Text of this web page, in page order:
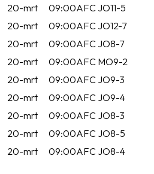
20-mrt
09:00AFC JO11-5
20-mrt
09:00AFC JO12-7
20-mrt
09:00AFC JO8-7
20-mrt
09:00AFC MO9-2
20-mrt
09:00AFC JO9-3
20-mrt
09:00AFC JO9-4
20-mrt
09:00AFC JO8-3
20-mrt
09:00AFC JO8-5
20-mrt
09:00AFC JO8-4